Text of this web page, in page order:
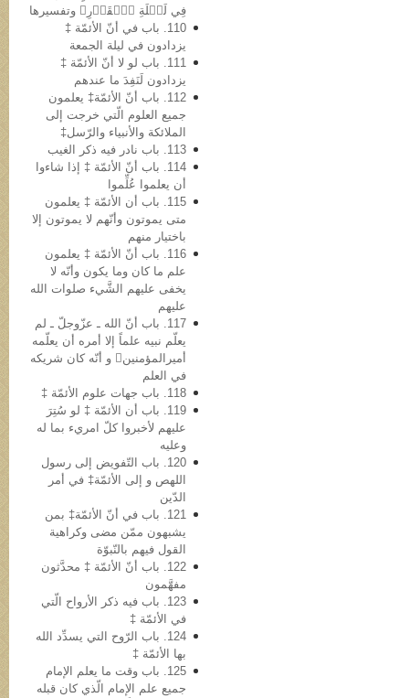
فِي لَيۡلَةِ ٱلۡقَدۡرِ﴾ وتفسیرها
110. باب في أنّ الأئمّة ‡
یزدادون في لیلة الجمعة
111. باب لو لا أنّ الأئمّة ‡
یزدادون لَنَفِدَ ما عندهم
112. باب أنّ الأئمّة‡ یعلمون
جمیع العلوم الّتي خرجت إلى
الملائکة والأنبیاء والرّسل‡
113. باب نادر فیه ذکر الغیب
114. باب أنّ الأئمّة ‡ إذا شاءوا
أن یعلموا عُلِّموا
115. باب أن الأئمّة ‡ یعلمون
متی یموتون وأنّهم لا یموتون إلا
باختیار منهم
116. باب أنّ الأئمّة ‡ یعلمون
علم ما کان وما یکون وأنّه لا
یخفی علیهم الشَّيء صلوات الله
علیهم
117. باب أنّ الله ـ عزّوجلّ ـ لم
یعلّم نبیه علماً إلا أمره أن یعلّمه
أمیرالمؤمنین و أنّه کان شریکه
في العلم
118. باب جهات علوم الأئمّة ‡
119. باب أن الأئمّة ‡ لو سُتِرَ
علیهم لأخبروا کلّ امريء بما له
وعلیه
120. باب التّفویض إلی رسول
اللهص و إلی الأئمّة‡ في أمر
الدّین
121. باب في أنّ الأئمّة‡ بمن
یشبهون ممّن مضی وکراهیة
القول فیهم بالنّبوّة
122. باب أنّ الأئمّة ‡ محدَّثون
مفهَّمون
123. باب فیه ذکر الأرواح الّتي
في الأئمّة ‡
124. باب الرّوح التي یسدِّد الله
بها الأئمّة ‡
125. باب وقت ما یعلم الإمام
جمیع علم الإمام الّذي کان قبله